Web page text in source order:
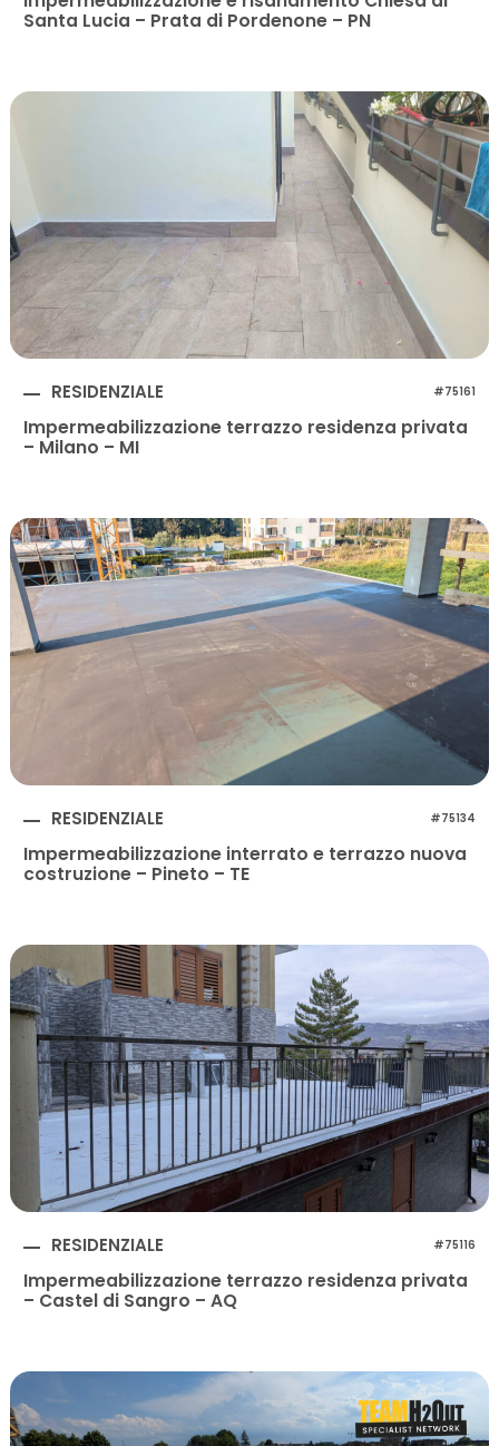
Santa Lucia – Prata di Pordenone – PN
RESIDENZIALE #75161
Impermeabilizzazione terrazzo residenza privata
– Milano – MI
RESIDENZIALE #75134
Impermeabilizzazione interrato e terrazzo nuova
costruzione – Pineto – TE
RESIDENZIALE #75116
Impermeabilizzazione terrazzo residenza privata
– Castel di Sangro – AQ